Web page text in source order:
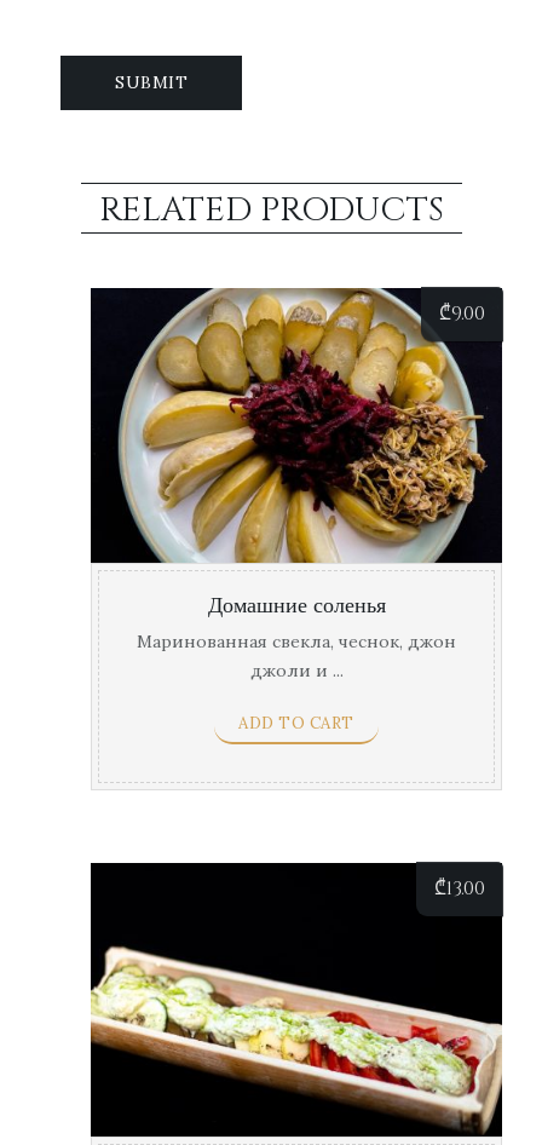
RELATED PRODUCTS
₾9.00
Домашние соленья
Маринованная свекла, чеснок, джон
джоли и ...
ADD TO CART
₾13.00